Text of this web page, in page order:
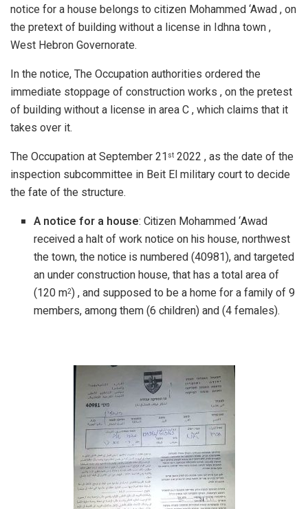
notice for a house belongs to citizen Mohammed ‘Awad , on
the pretext of building without a license in Idhna town ,
West Hebron Governorate.
In the notice, The Occupation authorities ordered the
immediate stoppage of construction works , on the pretest
of building without a license in area C , which claims that it
takes over it.
The Occupation at September 21 st 2022 , as the date of the
inspection subcommittee in Beit El military court to decide
the fate of the structure.
A notice for a house: Citizen Mohammed ‘Awad
received a halt of work notice on his house, northwest
the town, the notice is numbered (40981), and targeted
an under construction house, that has a total area of
(120 m2) , and supposed to be a home for a family of 9
members, among them (6 children) and (4 females).